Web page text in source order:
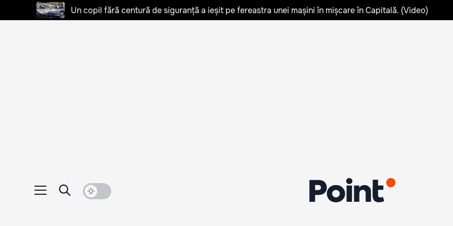
Un copil fără centură de siguranță a ieșit pe fereastra unei mașini în mișcare în Capitală. (Video)